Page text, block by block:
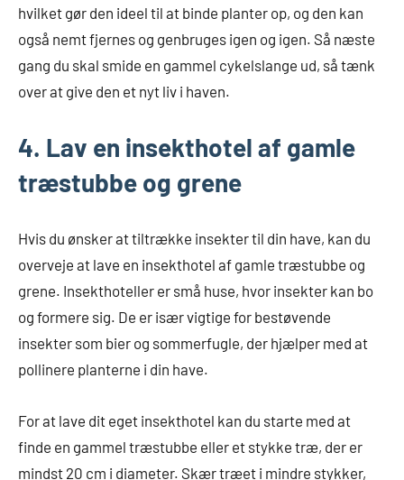
hvilket gør den ideel til at binde planter op, og den kan
også nemt fjernes og genbruges igen og igen. Så næste
gang du skal smide en gammel cykelslange ud, så tænk
over at give den et nyt liv i haven.
4. Lav en insekthotel af gamle
træstubbe og grene
Hvis du ønsker at tiltrække insekter til din have, kan du
overveje at lave en insekthotel af gamle træstubbe og
grene. Insekthoteller er små huse, hvor insekter kan bo
og formere sig. De er især vigtige for bestøvende
insekter som bier og sommerfugle, der hjælper med at
pollinere planterne i din have.
For at lave dit eget insekthotel kan du starte med at
finde en gammel træstubbe eller et stykke træ, der er
mindst 20 cm i diameter. Skær træet i mindre stykker,